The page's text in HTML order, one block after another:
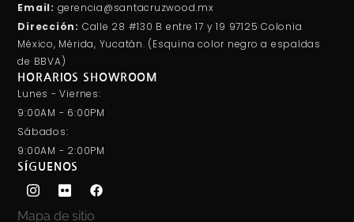
Email: gerencia@santacruzwood.mx
Dirección: Calle 28 #130 B entre 17 y 19 97125 Colonia
México, Mérida, Yucatán. (Esquina color negro a espaldas
de BBVA)
HORARIOS SHOWROOM
Lunes - Viernes:
9:00AM - 6:00PM
Sábados:
9:00AM - 2:00PM
SÍGUENOS
Mapa de sitio